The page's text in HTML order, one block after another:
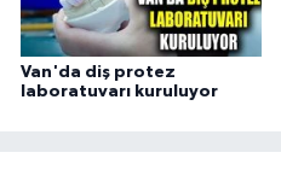
Van'da diş protez
laboratuvarı kuruluyor